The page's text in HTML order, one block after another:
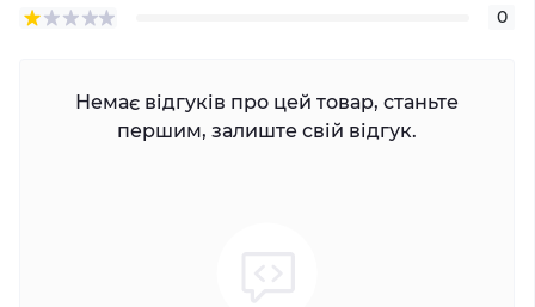
0
Немає відгуків про цей товар, станьте
першим, залиште свій відгук.